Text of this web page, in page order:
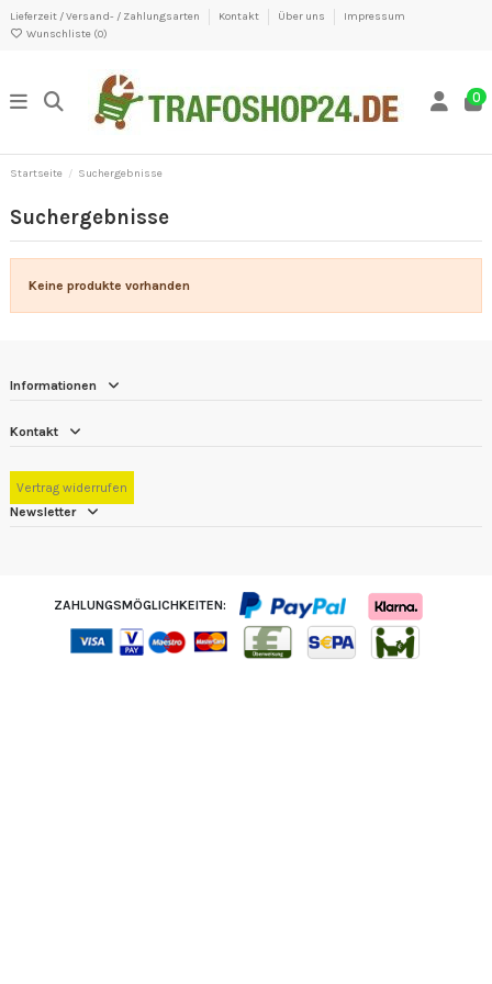
Lieferzeit / Versand- / Zahlungsarten Kontakt Über uns
Impressum
Wunschliste (0)
0
Startseite Suchergebnisse
Suchergebnisse
Keine produkte vorhanden
Informationen
Kontakt
Vertrag widerrufen
Newsletter
ZAHLUNGSMÖGLICHKEITEN: